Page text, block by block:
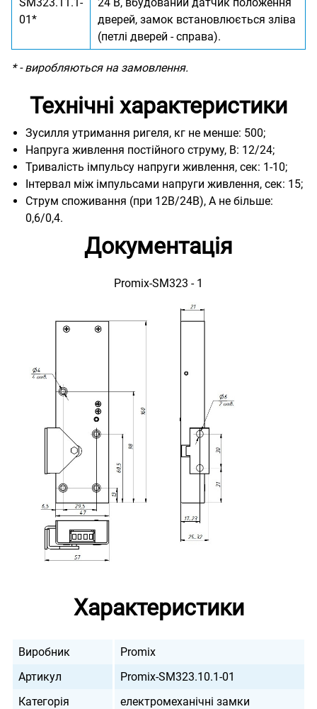
01*
дверей, замок встановлюється зліва
(петлі дверей - справа).
* - виробляються на замовлення.
Технічні характеристики
Зусилля утримання ригеля, кг не менше: 500;
Напруга живлення постійного струму, В: 12/24;
Тривалість імпульсу напруги живлення, сек: 1-10;
Інтервал між імпульсами напруги живлення, сек: 15;
Струм споживання (при 12В/24В), А не більше:
0,6/0,4.
Документація
Promix-SM323 - 1
Характеристики
Виробник
Promix
Артикул
Promix-SM323.10.1-01
Категорія
електромеханічні замки